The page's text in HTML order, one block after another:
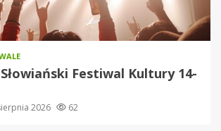
Festiwal Kultury 14-
2026 62